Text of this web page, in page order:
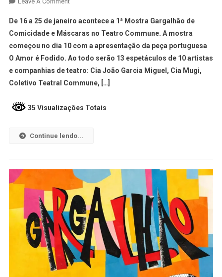
De 16 a 25 de janeiro acontece a 1ª Mostra Gargalhão de
Comicidade e Máscaras no Teatro Commune. A mostra
começou no dia 10 com a apresentação da peça portuguesa
O Amor é Fodido. Ao todo serão 13 espetáculos de 10 artistas
e companhias de teatro: Cia João Garcia Miguel, Cia Mugi,
Coletivo Teatral Commune, […]
35 Visualizações Totais
Continue lendo...